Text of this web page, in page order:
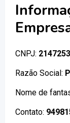
CNPJ:
Razão Social:
Nome de
Contato: